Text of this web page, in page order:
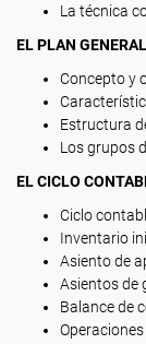
La técnica
EL PLAN
Concepto y
Estructura
Los grupos
EL CICLO
Ciclo
Inventario
Asiento de
Asientos de
Balance de
Operaciones